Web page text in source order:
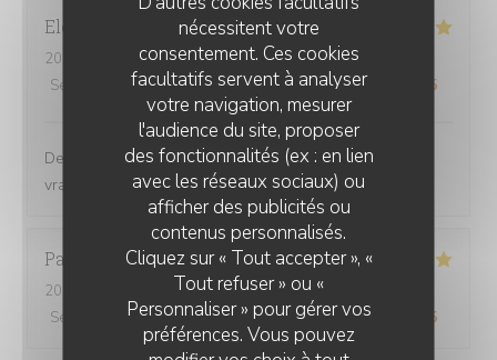
nécessitent votre
consentement. Ces cookies
facultatifs servent à analyser
votre navigation, mesurer
l'audience du site, proposer
des fonctionnalités (ex : en lien
avec les réseaux sociaux) ou
afficher des publicités ou
contenus personnalisés.
Cliquez sur « Tout accepter », «
Tout refuser » ou «
Personnaliser » pour gérer vos
préférences. Vous pouvez
Eleonore
2026-08-07
- 19:45 - Couverts 4
Service
Ambiance:5/5 Cuisine : 5/5 Qualité / Prix /5
Des plats généreux et bons. Un menu enfant avec une
vraie recette. Et la gentillesse des serveurs. Top
Pascal
2026-08-01
- 19:45 - Couverts 2
Service
/5 Ambiance:5/5 Cuisine: 5/5 Qualité / Prix /5
CHEZ GRAND-MÈRE